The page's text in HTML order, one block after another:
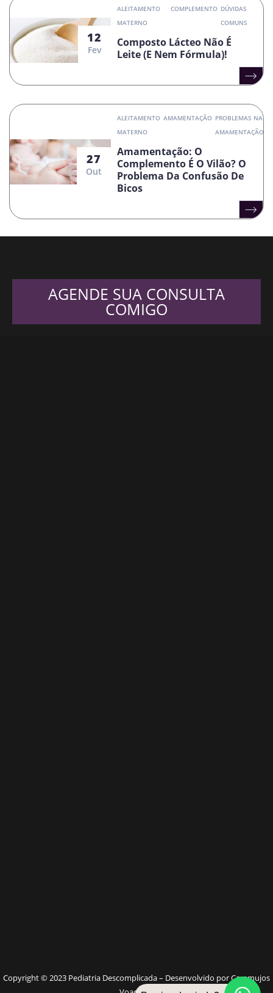
12
Fev
ALEITAMENTO
MATERNO
COMPLEMENTO DÚVIDAS
COMUNS
Composto Lácteo Não É
Leite (e Nem Fórmula)!
27
Out
ALEITAMENTO
MATERNO
AMAMENTAÇÃO PROBLEMAS NA
AMAMENTAÇÃO
Amamentação: O
Complemento É O Vilão? O
Problema Da Confusão De
Bicos
AGENDE SUA CONSULTA
COMIGO
Copyright © 2023 Pediatria Descomplicada – Desenvolvido por Caramujos
W